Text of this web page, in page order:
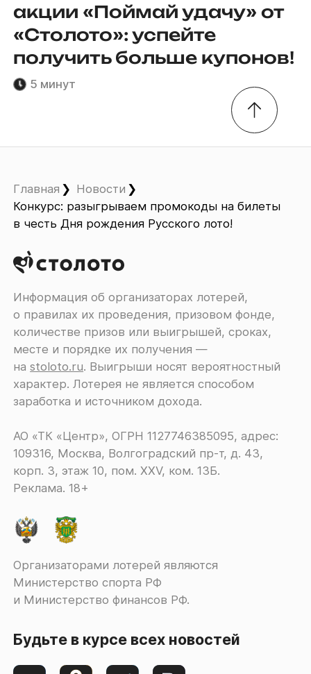
акции «Поймай удачу» от
«Столото»: успейте
получить больше купонов!
5 минут
Главная
Новости
Конкурс: разыгрываем промокоды на билеты
в честь Дня рождения Русского лото!
Информация об организаторах лотерей,
о правилах их проведения, призовом фонде,
количестве призов или выигрышей, сроках,
месте и порядке их получения ―
наstoloto.ru. Выигрыши носят вероятностный
характер. Лотерея не является способом
заработка и источником дохода.
АО «ТК «Центр», ОГРН 1127746385095, адрес:
109316, Москва, Волгоградский пр-т, д. 43,
корп. 3, этаж 10, пом. XXV, ком. 13Б.
Реклама. 18+
Организаторами лотерей являются
Министерство спорта РФ
и Министерство финансов РФ.
Будьте в курсе всех новостей